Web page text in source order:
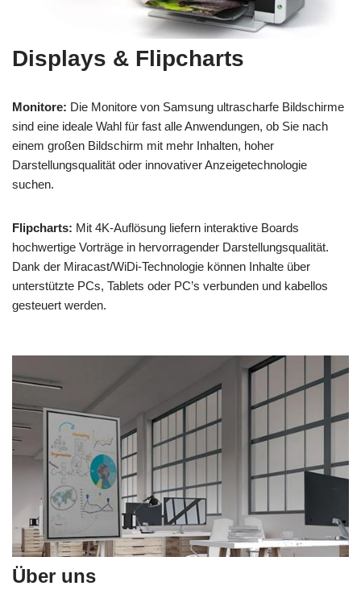
Displays & Flipcharts
Monitore: Die Monitore von Samsung ultrascharfe Bildschirme
sind eine ideale Wahl für fast alle Anwendungen, ob Sie nach
einem großen Bildschirm mit mehr Inhalten, hoher
Darstellungsqualität oder innovativer Anzeigetechnologie
suchen.
Flipcharts: Mit 4K-Auflösung liefern interaktive Boards
hochwertige Vorträge in hervorragender Darstellungsqualität.
Dank der Miracast/WiDi-Technologie können Inhalte über
unterstützte PCs, Tablets oder PC’s verbunden und kabellos
gesteuert werden.
Über uns